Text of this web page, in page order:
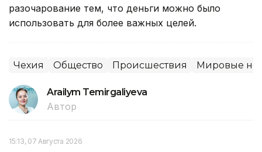
разочарование тем, что деньги можно было
использовать для более важных целей.
Чехия Общество Происшествия Мировые
Arailym Temirgaliyeva
Автор
15:13, 07 Августа 2026